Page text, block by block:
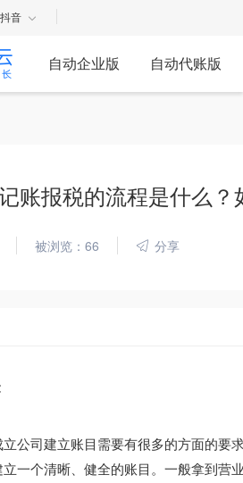
抖音
自动企业版 自动代账版
账报税的流程是什么
被浏览：66 分享
司建立账目需要有很多的方面的要
一个清晰、健全的账目。一般拿到营